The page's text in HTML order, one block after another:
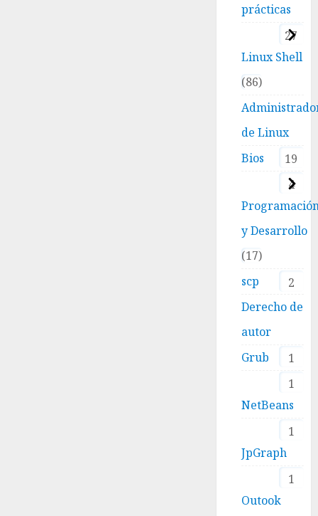
prácticas
27
Linux Shell
86
de Linux
19
Bios
4
y Desarrollo
17
scp
2
Derecho de
autor
1
Grub
1
NetBeans
1
JpGraph
1
Outook